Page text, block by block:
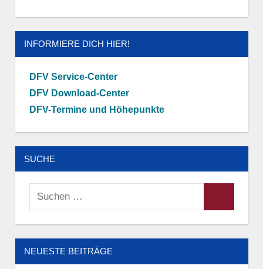
INFORMIERE DICH HIER!
DFV Service-Center
DFV Download-Center
DFV-Termine und Höhepunkte
SUCHE
Suchen
NEUESTE BEITRÄGE